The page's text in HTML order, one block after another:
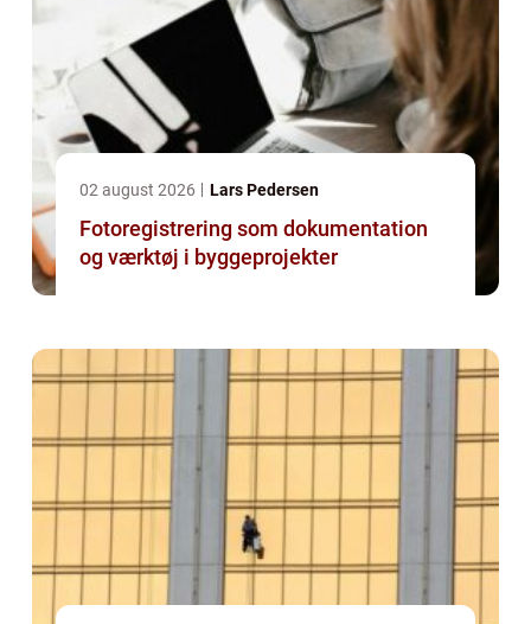
02 august 2026 Lars Pedersen
Fotoregistrering som dokumentation
og værktøj i byggeprojekter